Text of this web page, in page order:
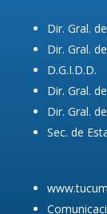
Dir. Gral.
Dir. Gral.
D.G.I.D.D.
Dir. Gral.
Dir. Gral.
Sec. de